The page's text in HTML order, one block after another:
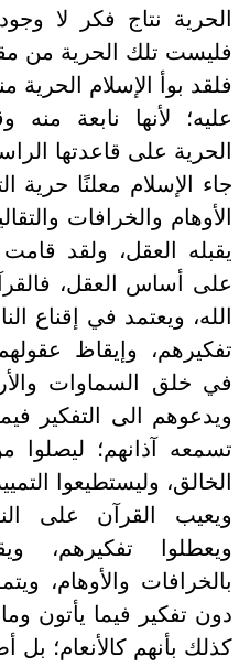
الحرية نتاج فكر لا
فليست تلك الحرية من
فلقد بوأ الإسلام الحرية
عليه؛ لأنها نابعة منه
الحرية على قاعدتها
جاء الإسلام معلنًا حرية
الأوهام والخرافات
يقبله العقل، ولقد
على أساس العقل،
الله، ويعتمد في إقناع
تفكيرهم، وإيقاظ
في خلق السماوات
ويدعوهم الى التفكير
تسمعه آذانهم؛
الخالق، وليستطيعوا
ويعيب القرآن على
ويعطلوا تفكيرهم،
بالخرافات والأوهام،
دون تفكير فيما يأتون
كذلك بأنهم كالأنعام؛ بل